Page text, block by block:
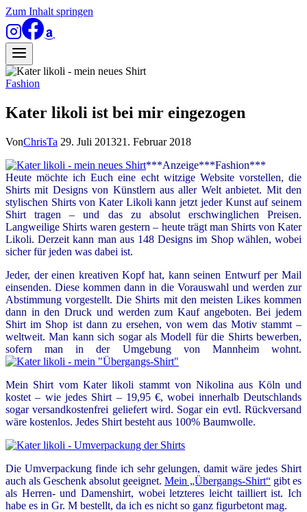
Zum Inhalt springen
Fashion
Kater likoli ist bei mir eingezogen
VonChrisTa 29. Juli 201321. Februar 2018
***Anzeige***Fashion***
Heute möchte ich Euch eine echt witzige Website vorstellen, die
Shirts mit Designs von Künstlern aus aller Welt anbietet. Mit den
stylischen Shirts von Kater Likoli kann jetzt jeder Kunst auf seinem
Shirt tragen – und das zu absolut erschwinglichen Preisen.
Langweilige Shirts waren gestern – heute trägt man Shirts von Kater
Likoli. Derzeit kann man aus 148 Designs im Shop wählen, wobei
sicher für jeden was dabei ist.
Jeder, der einen kreativen Kopf hat, kann seinen Entwurf per Mail
einsenden. Diese kommen dann in die Vorauswahl und werden zur
Abstimmung vorgestellt. Die Shirts mit den meisten Likes kommen
dann in den Druck und werden zum Kauf angeboten. Bei jedem
Shirt im Shop ist dann zu ersehen, von wem das Motiv stammt –
weltweit. Man kann sich sogar als Modell für die Shirts bewerben,
sofern man in der Umgebung von Mannheim wohnt.
Mein Shirt vom Kater likoli stammt von Nikolina aus Köln und
kostet – wie jedes Shirt – 19,95 €, wobei innerhalb Deutschlands
sogar versandkostenfrei geliefert wird. Sogar ein evtl. Rückversand
wäre kostenlos. Jedes Shirt besteht aus 100% Baumwolle.
Die Umverpackung finde ich sehr gelungen, damit wäre jedes Shirt
auch als Geschenk absolut geeignet. Mein „Übergangs-Shirt“ gibt es
als Herren- und Damenshirt, wobei letzteres leicht tailliert ist. Ich
habe es in Gr. M bestellt, da ich es nicht so ganz figurbetont mag.